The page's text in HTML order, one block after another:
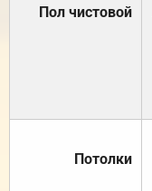
Пол чистовой
Потолки